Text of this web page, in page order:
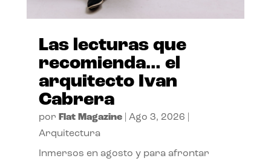
Las lecturas que
recomienda… el
arquitecto Ivan
Cabrera
por Flat Magazine| Ago 3, 2026
Arquitectura
Inmersos en agosto y para afrontar